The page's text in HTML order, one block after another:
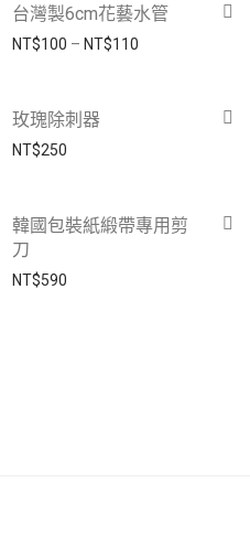
台灣製6cm花藝水管
NT$100 – NT$110
玫瑰除刺器
NT$250
韓國包裝紙緞帶專用剪
刀
NT$590